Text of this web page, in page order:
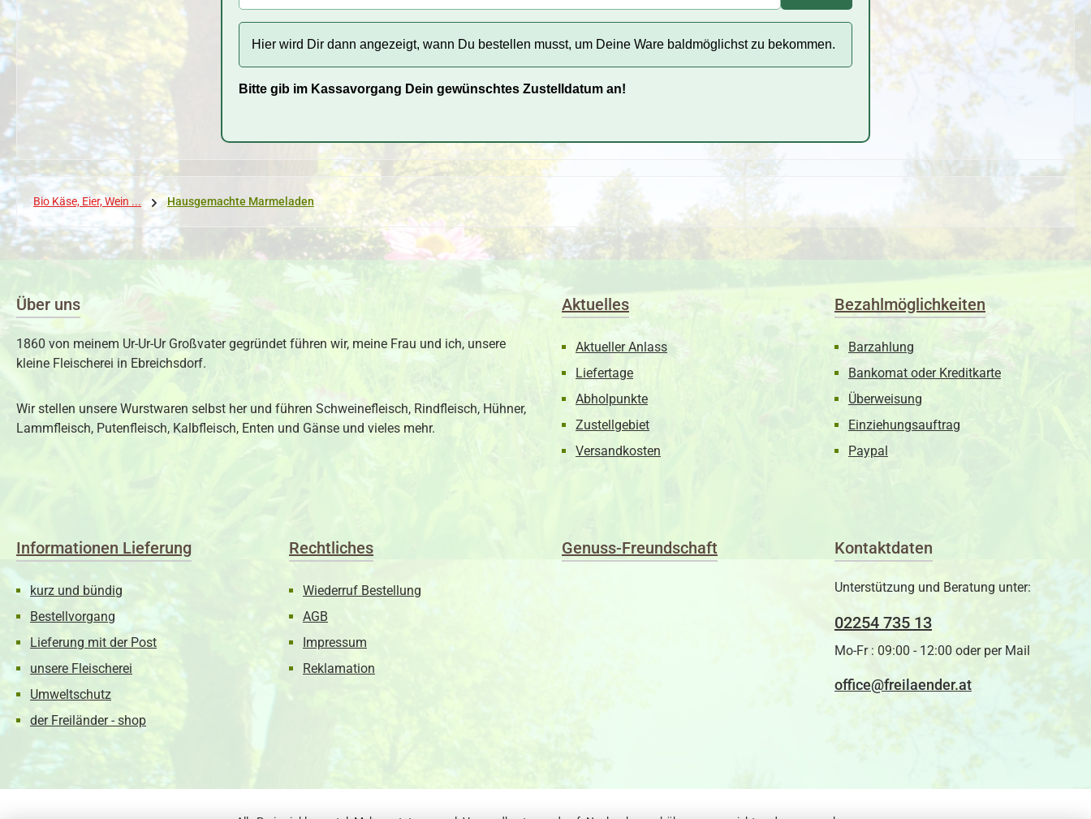
Hier wird Dir dann angezeigt, wann Du bestellen musst, um Deine Ware baldmöglichst zu bekommen.
Bitte gib im Kassavorgang Dein gewünschtes Zustelldatum an!
Bio Käse, Eier, Wein ... Hausgemachte Marmeladen
Über uns
1860 von meinem Ur-Ur-Ur Großvater gegründet führen wir, meine Frau und ich, unsere
kleine Fleischerei in Ebreichsdorf.
Wir stellen unsere Wurstwaren selbst her und führen Schweinefleisch, Rindfleisch, Hühner,
Lammfleisch, Putenfleisch, Kalbfleisch, Enten und Gänse und vieles mehr.
Aktuelles
Aktueller Anlass
Liefertage
Abholpunkte
Zustellgebiet
Versandkosten
Bezahlmöglichkeiten
Barzahlung
Bankomat oder Kreditkarte
Überweisung
Einziehungsauftrag
Paypal
Informationen Lieferung
kurz und bündig
Bestellvorgang
Lieferung mit der Post
unsere Fleischerei
Umweltschutz
der Freiländer - shop
Rechtliches
Wiederruf Bestellung
AGB
Impressum
Reklamation
Genuss-Freundschaft Kontaktdaten
Unterstützung und Beratung unter:
02254 735 13
Mo-Fr : 09:00 - 12:00 oder per Mail
office@freilaender.at